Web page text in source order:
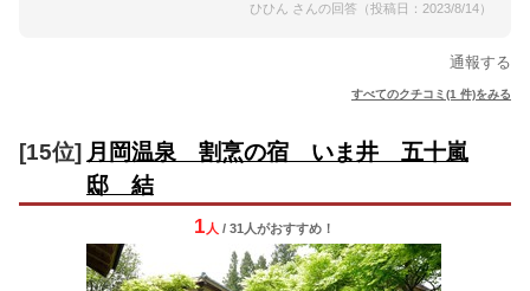
ひひん さんの回答（投稿日：2023/8/14）
通報する
すべてのクチコミ(1 件)をみる
[15位] 月岡温泉 割烹の宿 いま井 五十嵐
邸 結
1 人 / 31人がおすすめ！